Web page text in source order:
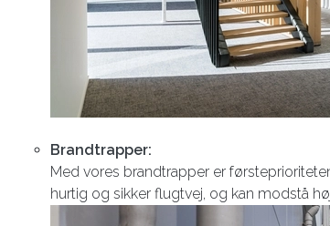
Brandtrapper:
Med vores brandtrapper er
hurtig og sikker flugtvej, og kan modstå